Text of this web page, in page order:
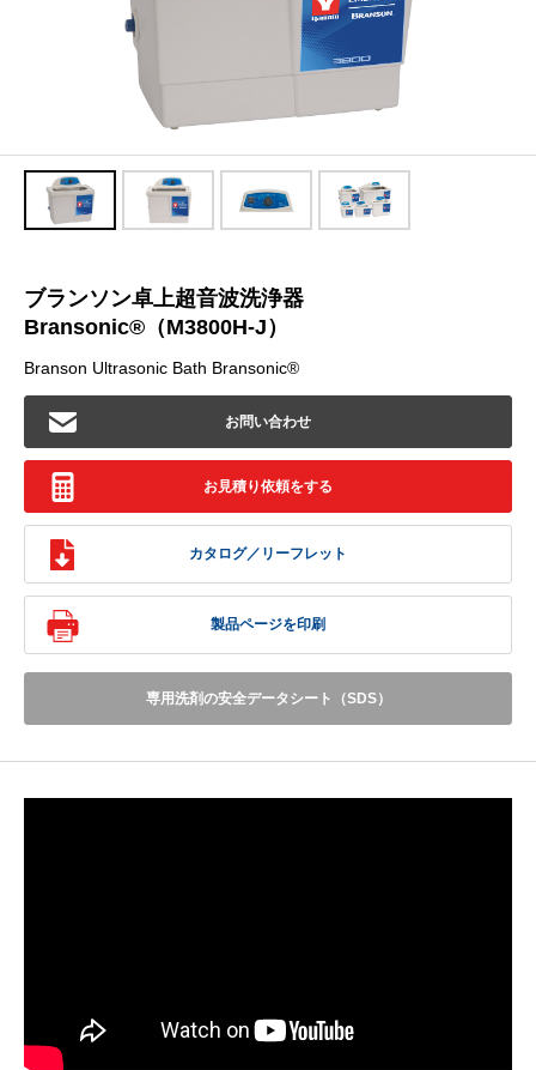
ブランソン卓上超音波洗浄器
Bransonic®（M3800H-J）
Branson Ultrasonic Bath Bransonic®
お問い合わせ
お見積り依頼をする
カタログ／リーフレット
製品ページを印刷
専用洗剤の安全データシート（SDS）